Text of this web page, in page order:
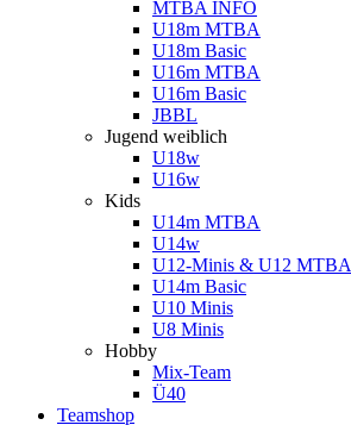
MTBA INFO
U18m MTBA
U18m Basic
U16m MTBA
U16m Basic
JBBL
Jugend weiblich
U18w
U16w
Kids
U14m MTBA
U14w
U12-Minis & U12 MTBA
U14m Basic
U10 Minis
U8 Minis
Hobby
Mix-Team
Ü40
Teamshop